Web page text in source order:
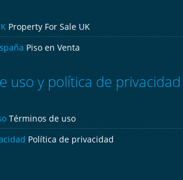
Property For Sale UK
Piso en Venta
uso y política de privacidad
Términos de uso
Política de privacidad